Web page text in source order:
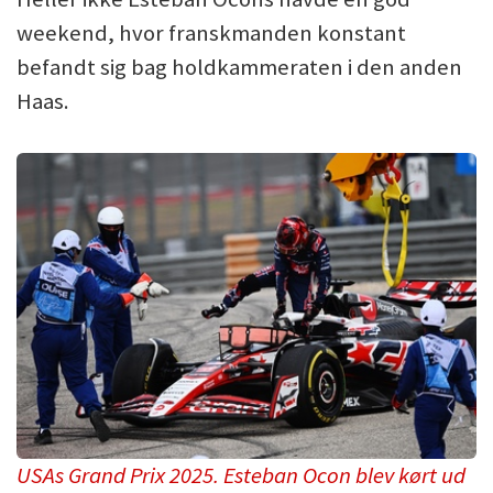
weekend, hvor franskmanden konstant
befandt sig bag holdkammeraten i den anden
Haas.
USAs Grand Prix 2025. Esteban Ocon blev kørt ud